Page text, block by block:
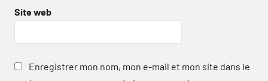
Site web
Enregistrer mon nom, mon e-mail et mon site dans le